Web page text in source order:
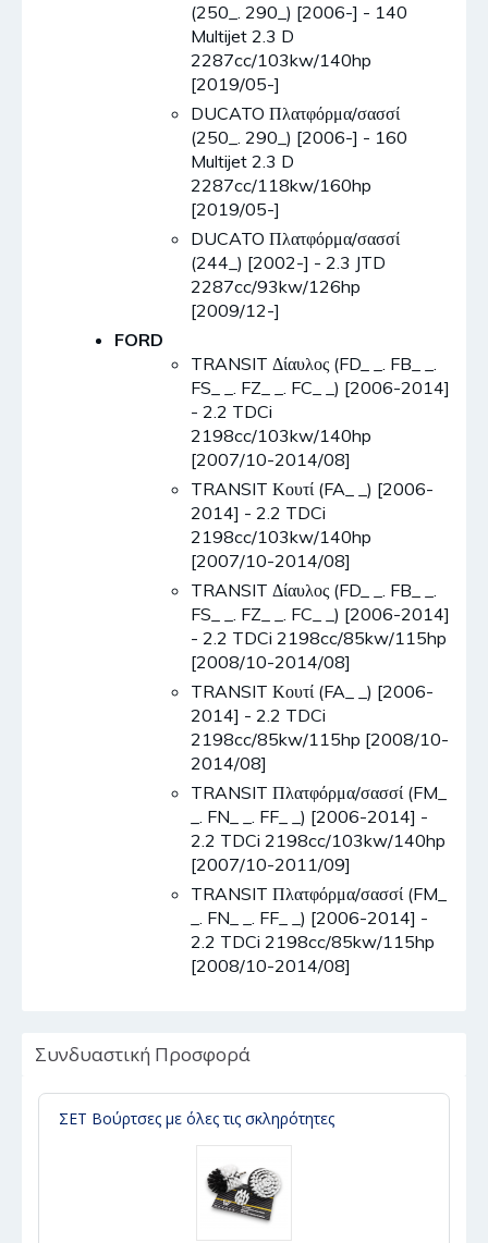
(250_. 290_) [2006-] - 140
Multijet 2.3 D
2287cc/103kw/140hp
[2019/05-]
DUCATO Πλατφόρμα/σασσί
(250_. 290_) [2006-] - 160
Multijet 2.3 D
2287cc/118kw/160hp
[2019/05-]
DUCATO Πλατφόρμα/σασσί
(244_) [2002-] - 2.3 JTD
2287cc/93kw/126hp
[2009/12-]
FORD
TRANSIT Δίαυλος (FD_ _. FB_ _.
FS_ _. FZ_ _. FC_ _) [2006-2014]
- 2.2 TDCi
2198cc/103kw/140hp
[2007/10-2014/08]
TRANSIT Κουτί (FA_ _) [2006-
2014] - 2.2 TDCi
2198cc/103kw/140hp
[2007/10-2014/08]
TRANSIT Δίαυλος (FD_ _. FB_ _.
FS_ _. FZ_ _. FC_ _) [2006-2014]
- 2.2 TDCi 2198cc/85kw/115hp
[2008/10-2014/08]
TRANSIT Κουτί (FA_ _) [2006-
2014] - 2.2 TDCi
2198cc/85kw/115hp [2008/10-
2014/08]
TRANSIT Πλατφόρμα/σασσί (FM_
_. FN_ _. FF_ _) [2006-2014] -
2.2 TDCi 2198cc/103kw/140hp
[2007/10-2011/09]
TRANSIT Πλατφόρμα/σασσί (FM_
_. FN_ _. FF_ _) [2006-2014] -
2.2 TDCi 2198cc/85kw/115hp
[2008/10-2014/08]
Συνδυαστική Προσφορά
ΣΕΤ Βούρτσες με όλες τις σκληρότητες